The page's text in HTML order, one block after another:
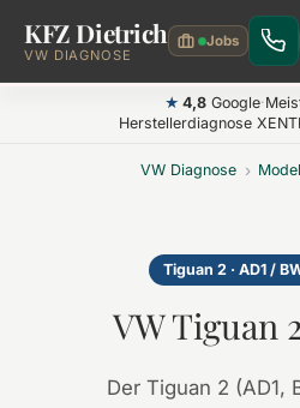
Zum Hauptinhalt springen
KFZ Dietrich
VW DIAGNOSE
★ 4,8Google·
Herstellerdiagnose
VW Diagnose ›
Tiguan 2 · AD1 /
VW Tiguan
Der Tiguan 2 (AD1,